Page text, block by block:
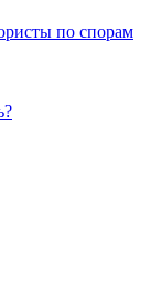
по спорам